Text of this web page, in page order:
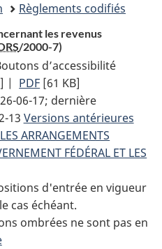
Règlements codifiés
les revenus
/2000-7)
d’accessibilité
| PDF Texte
complet
:
Règlement
sur
choix
concernant
les
[61 KB]
06-17; dernière
13 Versions antérieures
ARRANGEMENTS
FÉDÉRAL ET LES
d'entrée en vigueur
cas échéant.
ombrées ne sont pas en